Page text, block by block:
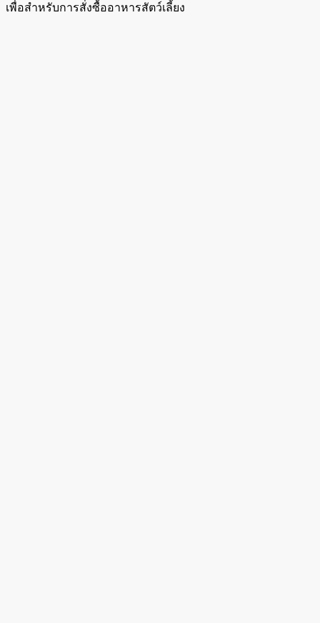
เพื่อสำหรับการสั่งซื้ออาหารสัตว์เลี้ยง